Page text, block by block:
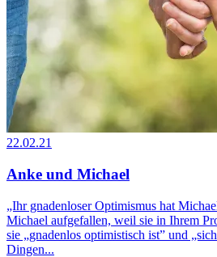
22.02.21
Anke und Michael
„Ihr gnadenloser Optimismus hat
Michael aufgefallen, weil sie in Ihrem
sie „gnadenlos optimistisch ist” und
Dingen...